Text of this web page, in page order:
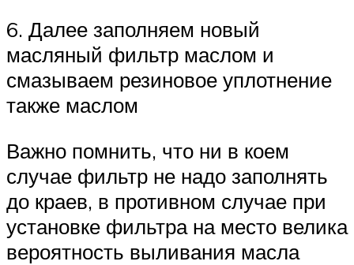
6. Далее заполняем новый
масляный фильтр маслом и
смазываем резиновое уплотнение
также маслом
Важно помнить, что ни в коем
случае фильтр не надо заполнять
до краев, в противном случае при
установке фильтра на место велика
вероятность выливания масла